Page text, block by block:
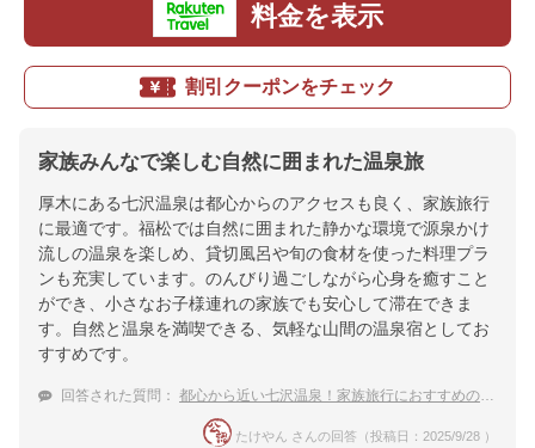
料金を表示
割引クーポンをチェック
家族みんなで楽しむ自然に囲まれた温泉旅
厚木にある七沢温泉は都心からのアクセスも良く、家族旅行
に最適です。福松では自然に囲まれた静かな環境で源泉かけ
流しの温泉を楽しめ、貸切風呂や旬の食材を使った料理プラ
ンも充実しています。のんびり過ごしながら心身を癒すこと
ができ、小さなお子様連れの家族でも安心して滞在できま
す。自然と温泉を満喫できる、気軽な山間の温泉宿としてお
すすめです。
回答された質問： 都心から近い七沢温泉！家族旅行におすすめの温泉宿ってある？
たけやん さんの回答（投稿日：2025/9/28 ）